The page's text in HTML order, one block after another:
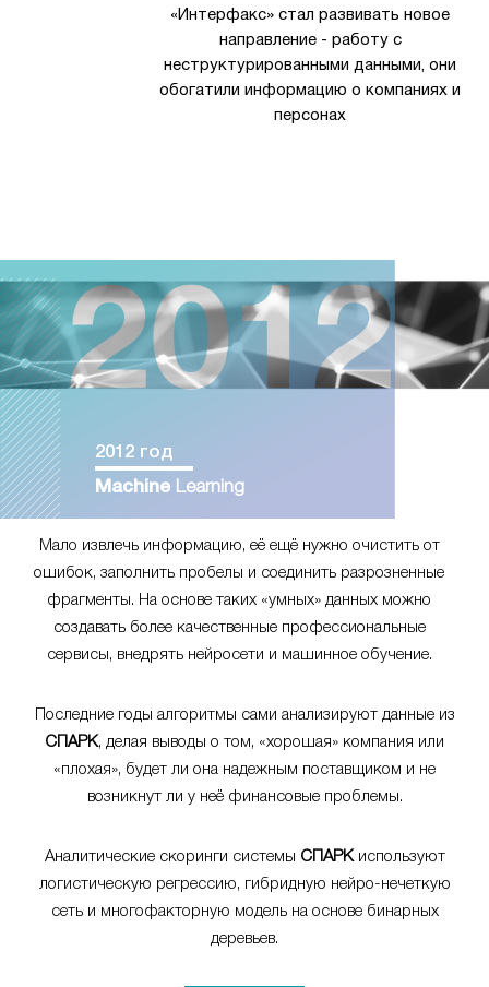
«Интерфакс» стал развивать новое
направление - работу с
неструктурированными данными, они
обогатили информацию о компаниях и
персонах
2012 год
Machine Learning
Мало извлечь информацию, её ещё нужно очистить от
ошибок, заполнить пробелы и соединить разрозненные
фрагменты. На основе таких «умных» данных можно
создавать более качественные профессиональные
сервисы, внедрять нейросети и машинное обучение.
Последние годы алгоритмы сами анализируют данные из
СПАРК, делая выводы о том, «хорошая» компания или
«плохая», будет ли она надежным поставщиком и не
возникнут ли у неё финансовые проблемы.
Аналитические скоринги системы СПАРКиспользуют
логистическую регрессию, гибридную нейро-нечеткую
сеть и многофакторную модель на основе бинарных
деревьев.